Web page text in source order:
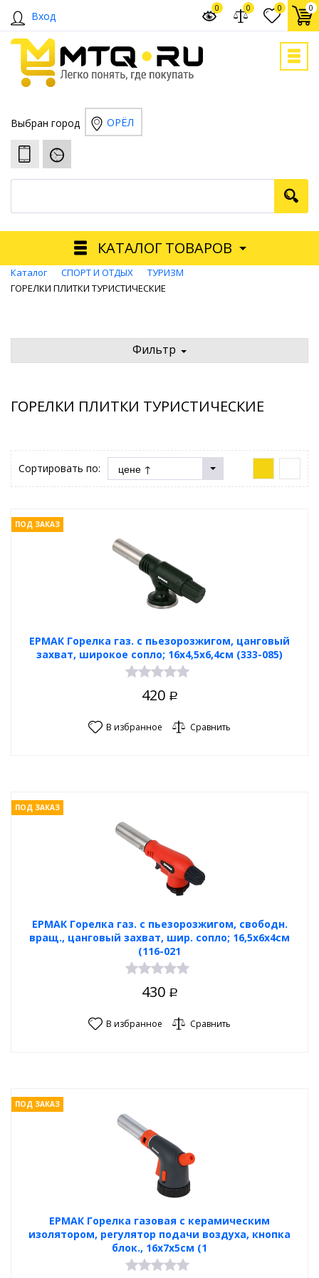
Вход
0 0
0 0
Выбран город ОРЁЛ
КАТАЛОГ ТОВАРОВ
Каталог СПОРТ И ОТДЫХ
ТУРИЗМ
ГОРЕЛКИ ПЛИТКИ ТУРИСТИЧЕСКИЕ
Фильтр
ГОРЕЛКИ ПЛИТКИ ТУРИСТИЧЕСКИЕ
Сортировать по:
ЕРМАК Горелка газ. с пьезорозжигом, цанговый
захват, широкое cопло; 16х4,5х6,4см (333-085)
ПОД ЗАКАЗ
420 Р
В избранное Сравнить
ЕРМАК Горелка газ. с пьезорозжигом, свободн.
вращ., цанговый захват, шир. сопло; 16,5х6х4см
(116-021
ПОД ЗАКАЗ
430 Р
В избранное Сравнить
ЕРМАК Горелка газовая с керамическим
изолятором, регулятор подачи воздуха, кнопка
блок., 16x7x5см (1
ПОД ЗАКАЗ